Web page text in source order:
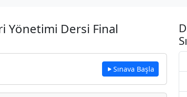
Yönetimi Dersi Final
Sınava Başla